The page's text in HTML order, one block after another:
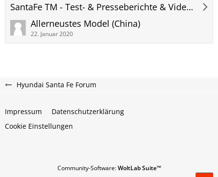
SantaFe TM - Test- & Presseberichte & Videos
Allerneustes Model (China)
22. Januar 2020
Hyundai Santa Fe Forum
Impressum
Datenschutzerklärung
Cookie Einstellungen
Community-Software:WoltLab Suite™